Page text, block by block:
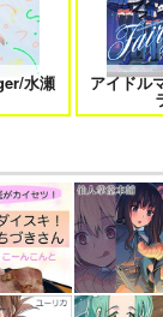
水瀬 アイドル